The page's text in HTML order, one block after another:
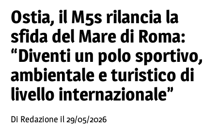
Ostia, il M5s rilancia la
sfida del Mare di Roma:
“Diventi un polo sportivo,
ambientale e turistico di
livello internazionale”
Di Redazione il 29/05/2026